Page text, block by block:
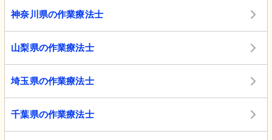
神奈川県の作業療法士
山梨県の作業療法士
埼玉県の作業療法士
千葉県の作業療法士